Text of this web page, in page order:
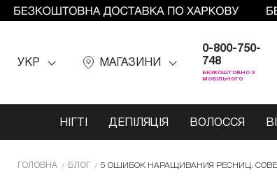
УКР МАГАЗИНИ
0-800-750-
748
БЕЗКОШТОВНО З
МОБІЛЬНОГО
НІГТІ ДЕПІЛЯЦІЯ ВОЛОССЯ
ГОЛОВНА БЛОГ 5 ОШИБОК НАРАЩИВАНИЯ РЕСНИЦ.